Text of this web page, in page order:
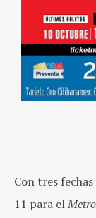
Con tres
11 para el